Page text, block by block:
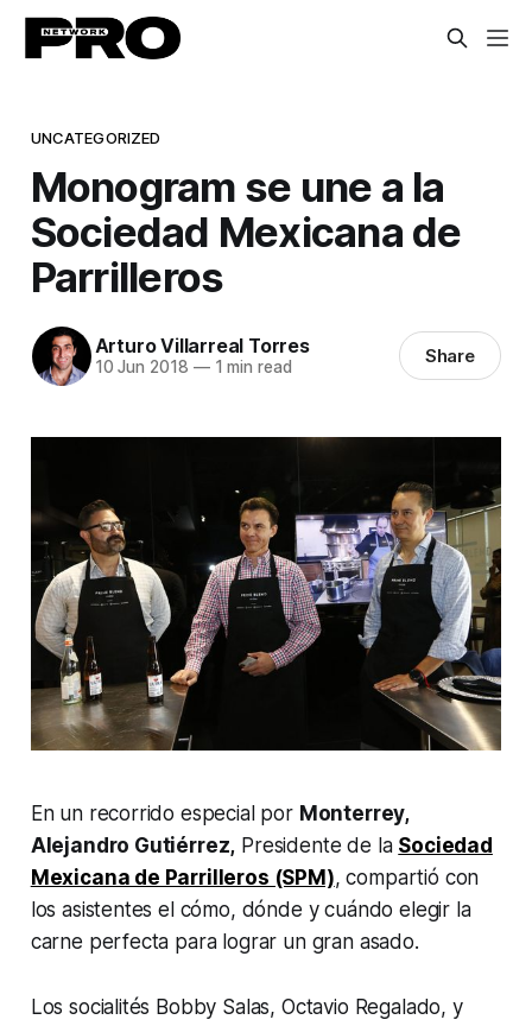
UNCATEGORIZED
Monogram se une a la
Sociedad Mexicana de
Parrilleros
Arturo Villarreal Torres
10 Jun 2018 —1 min read Share
En un recorrido especial por Monterrey,
Alejandro Gutiérrez, Presidente de la Sociedad
Mexicana de Parrilleros (SPM), compartió con
los asistentes el cómo, dónde y cuándo elegir la
carne perfecta para lograr un gran asado.
Los socialités Bobby Salas, Octavio Regalado, y